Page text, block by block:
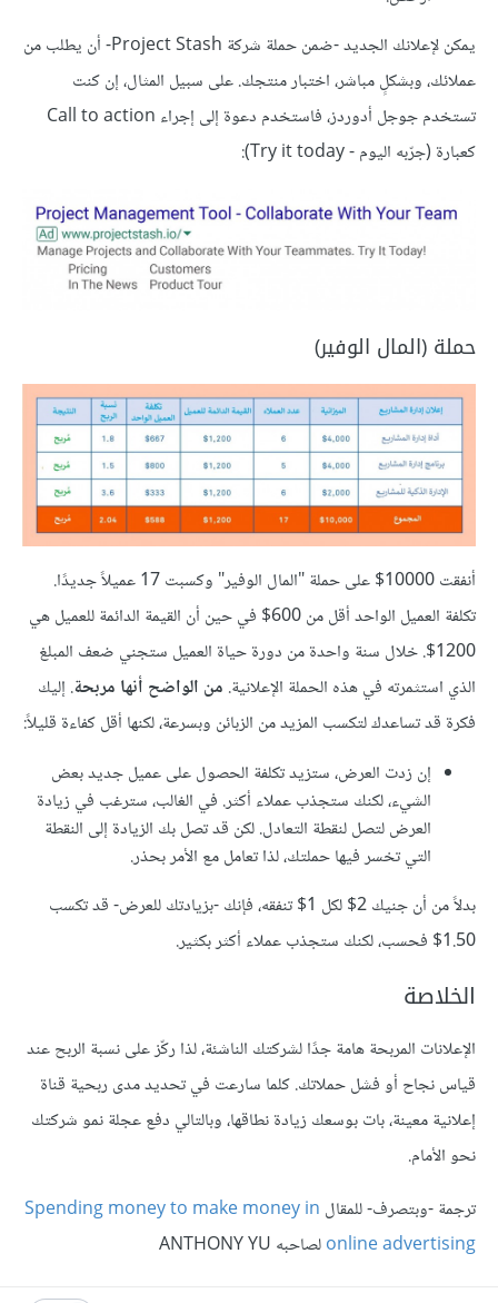
يمكن لإعلانك الجديد -ضمن حملة شركة Project Stash- أن يطلب من
عملائك، وبشكلٍ مباشر، اختبار منتجك. على سبيل المثال، إن كنت
تستخدم جوجل أدوردز، فاستخدم دعوة إلى إجراء Call to action
كعبارة (جرّبه اليوم - Try it today):
حملة (المال الوفير)
أنفقت 10000$ على حملة "المال الوفير" وكسبت 17 عميلاً جديدًا.
تكلفة العميل الواحد أقل من 600$ في حين أن القيمة الدائمة للعميل هي
1200$. خلال سنة واحدة من دورة حياة العميل ستجني ضعف المبلغ
الذي استثمرته في هذه الحملة الإعلانية. من الواضح أنها مربحة. إليك
فكرة قد تساعدك لتكسب المزيد من الزبائن وبسرعة، لكنها أقل كفاءة قليلاً:
إن زدت العرض، ستزيد تكلفة الحصول على عميل جديد بعض
الشيء، لكنك ستجذب عملاء أكثر. في الغالب، سترغب في زيادة
العرض لتصل لنقطة التعادل. لكن قد تصل بك الزيادة إلى النقطة
التي تخسر فيها حملتك، لذا تعامل مع الأمر بحذر.
بدلاً من أن جنيك 2$ لكل 1$ تنفقه، فإنك -بزيادتك للعرض- قد تكسب
1.50$ فحسب، لكنك ستجذب عملاء أكثر بكثير.
الخلاصة
الإعلانات المربحة هامة جدًا لشركتك الناشئة، لذا ركّز على نسبة الربح عند
قياس نجاح أو فشل حملاتك. كلما سارعت في تحديد مدى ربحية قناة
إعلانية معينة، بات بوسعك زيادة نطاقها، وبالتالي دفع عجلة نمو شركتك
نحو الأمام.
ترجمة -وبتصرف- للمقال Spending money to make money in
online advertisingلصاحبه ANTHONY YU